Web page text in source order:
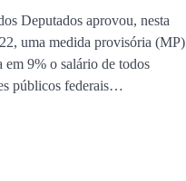
Deputados aprovou, nesta
uma medida provisória (MP)
em 9% o salário de todos
públicos federais…